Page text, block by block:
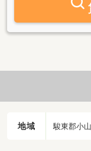
地域 駿東郡小